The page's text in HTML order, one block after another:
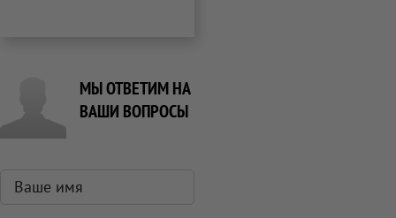
МЫ ОТВЕТИМ НА
ВАШИ ВОПРОСЫ